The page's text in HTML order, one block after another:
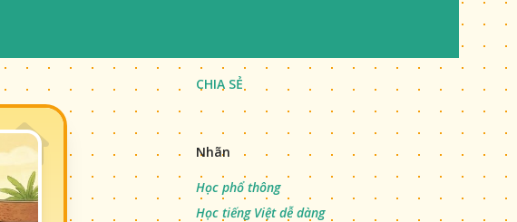
CHIA SẺ
Nhãn
Học phổ thông
Học tiếng Việt dễ dàng